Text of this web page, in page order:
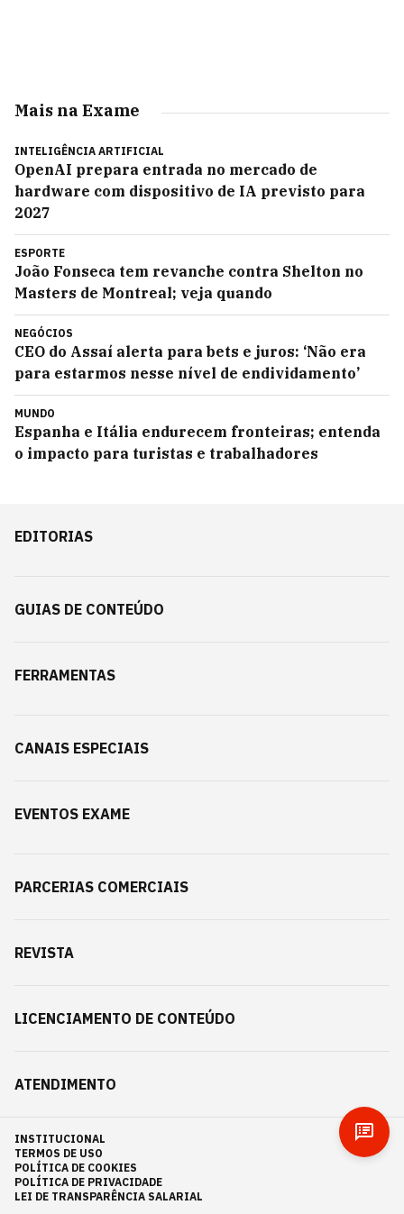
Mais na Exame
INTELIGÊNCIA ARTIFICIAL
OpenAI prepara entrada no mercado de
hardware com dispositivo de IA previsto para
2027
ESPORTE
João Fonseca tem revanche contra Shelton no
Masters de Montreal; veja quando
NEGÓCIOS
CEO do Assaí alerta para bets e juros: ‘Não era
para estarmos nesse nível de endividamento’
MUNDO
Espanha e Itália endurecem fronteiras; entenda
o impacto para turistas e trabalhadores
EDITORIAS
GUIAS DE CONTEÚDO
FERRAMENTAS
CANAIS ESPECIAIS
EVENTOS EXAME
PARCERIAS COMERCIAIS
REVISTA
LICENCIAMENTO DE CONTEÚDO
ATENDIMENTO
INSTITUCIONAL
TERMOS DE USO
POLÍTICA DE COOKIES
POLÍTICA DE PRIVACIDADE
LEI DE TRANSPARÊNCIA SALARIAL